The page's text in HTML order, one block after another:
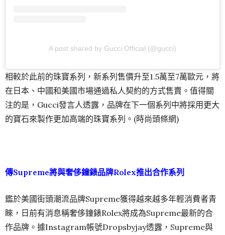
A post shared by Gucci Official (@gucci)
相較於此前的珠寶系列，新系列售價升至1.5萬至7萬歐元，將
在日本、中國和美國市場通過私人契約的方式售賣。值得關
注的是，Gucci發言人透露，品牌在下一個系列中將採用更大
的寶石來製作更加高端的珠寶系列。(時尚頭條網)
傳Supreme將與奢侈鐘錶品牌Rolex推出合作系列
鑑於美國街頭潮流品牌Supreme獲得越來越多年輕消費者青
睞，日前有消息稱奢侈鐘錶Rolex將成為Supreme最新的合
作品牌。據Instagram帳號Dropsbyjay透露，Supreme與